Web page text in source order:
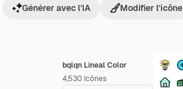
bqlqn Lineal Color
4,530 Icônes
Générer avec l’IA Modifier l’icône